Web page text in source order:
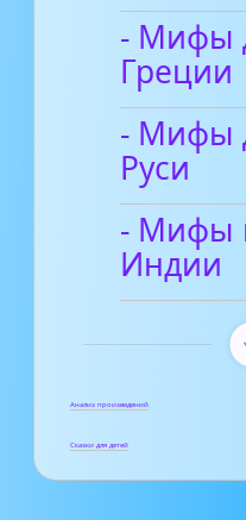
- Мифы
Греции
- Мифы
Руси
- Мифы
Индии
Анализ произведений
Сказки для детей